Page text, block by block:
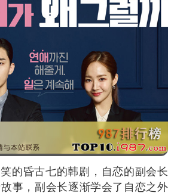
的昏古七的韩剧，自恋的副会长
事，副会长逐渐学会了自恋之外